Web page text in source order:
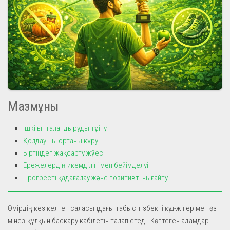
Мазмұны
Ішкі ынталандыруды түсіну
Қолдаушы ортаны құру
Біртіндеп жақсарту жүйесі
Ережелердің икемділігі мен бейімделуі
Прогресті қадағалау және позитивті нығайту
Өмірдің кез келген саласындағы табыс тізбекті күш-жігер мен өз
мінез-құлқын басқару қабілетін талап етеді. Көптеген адамдар